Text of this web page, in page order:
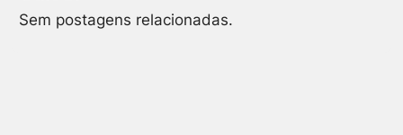
Sem postagens relacionadas.